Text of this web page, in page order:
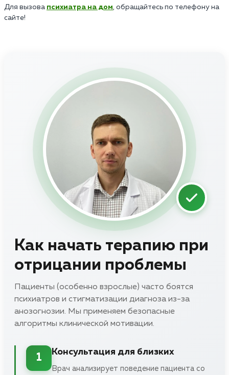
Для вызова психиатра на дом, обращайтесь по телефону на
сайте!
Как начать терапию при
отрицании проблемы
Пациенты (особенно взрослые) часто боятся
психиатров и стигматизации диагноза из-за
анозогнозии. Мы применяем безопасные
алгоритмы клинической мотивации.
1
Консультация для близких
Врач анализирует поведение пациента со